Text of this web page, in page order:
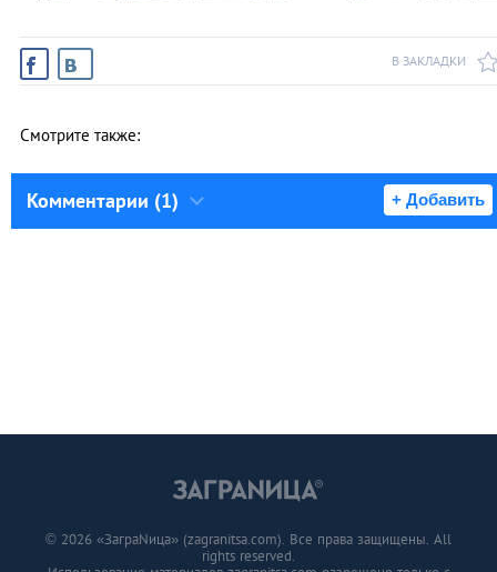
В ЗАКЛАДКИ
Смотрите также:
Комментарии (1) + Добавить
© 2026 «ЗаграNица» (zagranitsa.com). Все права защищены. All
rights reserved.